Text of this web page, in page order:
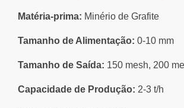
Matéria-prima: Minério de Grafite
Tamanho de Alimentação: 0-10 mm
Tamanho de Saída: 150 mesh, 200
Capacidade de Produção: 2-3 t/h